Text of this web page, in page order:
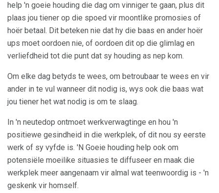
help 'n goeie houding die dag om vinniger te gaan, plus dit
plaas jou tiener op die spoed vir moontlike promosies of
hoër betaal. Dit beteken nie dat hy die baas en ander hoër
ups moet oordoen nie, of oordoen dit op die glimlag en
verliefdheid tot die punt dat sy houding as nep kom.
Om elke dag betyds te wees, om betroubaar te wees en vir
ander in te vul wanneer dit nodig is, wys ook die baas wat
jou tiener het wat nodig is om te slaag.
In 'n neutedop ontmoet werkverwagtinge en hou 'n
positiewe gesindheid in die werkplek, of dit nou sy eerste
werk of sy vyfde is. 'N Goeie houding help ook om
potensiële moeilike situasies te diffuseer en maak die
werkplek meer aangenaam vir almal wat teenwoordig is - 'n
geskenk vir homself.